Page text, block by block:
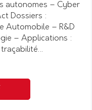
autonomes – Cyber
Dossiers :
Automobile – R&D
– Applications :
traçabilité…